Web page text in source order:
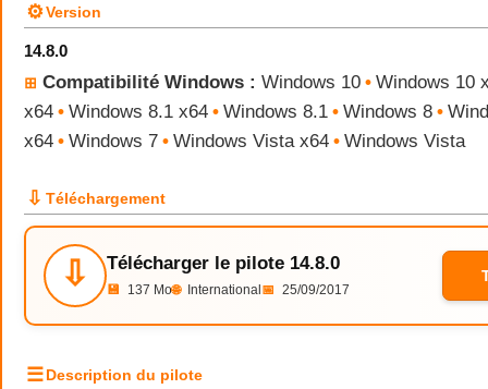
⚙Version
14.8.0
⊞ Compatibilité Windows : Windows 10 • Windows 10
x64 • Windows 8.1 x64 • Windows 8.1 • Windows 8 •
x64 • Windows 7 • Windows Vista x64 • Windows Vista
⇩ Téléchargement
⇩ Télécharger le pilote 14.8.0
💾 137 Mo🌐 International 📅 25/09/2017
☰Description du pilote